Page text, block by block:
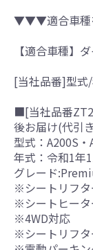
▼▼▼適合車種
【適合車種】
[当社品番]型式
■[当社品番
後お届け(代引
型式：A200S・
年式：令和1年
グレード
※シートリフ
※シートヒー
※4WD対応
※シートリフタ